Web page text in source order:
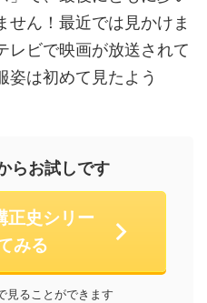
せん！最近では見かけま
レビで映画が放送されて
姿は初めて見たよう
らお試しです
史シリー
みる
見ることができます